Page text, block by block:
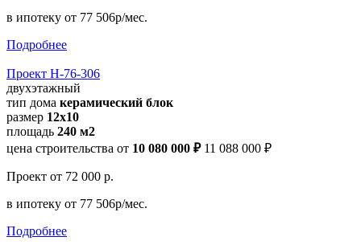
в ипотеку от 77 506р/мес.
Подробнее
Проект Н-76-306
двухэтажный
тип дома керамический блок
размер 12x10
площадь 240 м2
цена строительства от 10 080 000 ₽ 11 088 000 ₽
Проект от 72 000 р.
в ипотеку от 77 506р/мес.
Подробнее